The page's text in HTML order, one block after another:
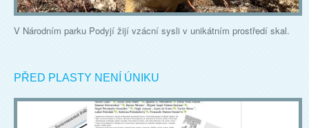
V Národním parku Podyjí žijí vzácní sysli v unikátním prostředí skal.
PŘED PLASTY NENÍ ÚNIKU